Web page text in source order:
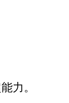
力。